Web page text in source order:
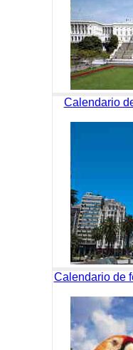
Calendario
Calendario de